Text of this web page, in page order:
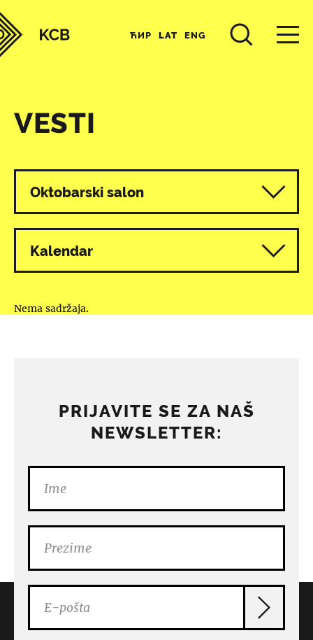
ЋИР LAT ENG
VESTI
Svi programi
Oktobarski salon
Kalendar
Nema sadržaja.
PRIJAVITE SE ZA NAŠ
NEWSLETTER: